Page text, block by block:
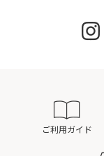
ご利用ガイド